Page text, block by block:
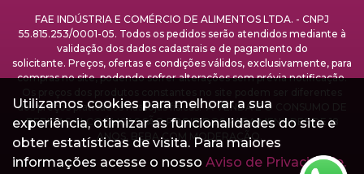
FAE INDÚSTRIA E COMÉRCIO DE ALIMENTOS LTDA. - CNPJ
55.815.253/0001-05. Todos os pedidos serão atendidos mediante à
validação dos dados cadastrais e de pagamento do
solicitante. Preços, ofertas e condições válidos, exclusivamente, para
compras no site, podendo sofrer alterações sem prévia notificação.
dos preços praticados nas lojas físicas. A VENDA E O CONSUMO DE
BEBIDAS ALCOÓLICAS SÃO PROIBIDOS PARA MENORES DE 18
ANOS. BEBA COM MODERAÇÃO.
Utilizamos cookies para melhorar a sua
experiência, otimizar as funcionalidades do site e
obter estatísticas de visita. Para maiores
informações acesse o nosso Aviso de Privacidade.